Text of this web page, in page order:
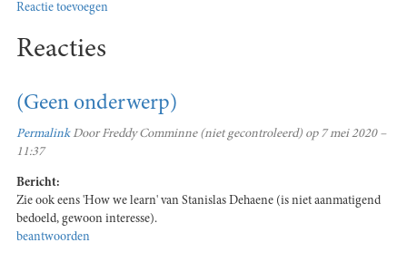
Reactie toevoegen
Reacties
(Geen onderwerp)
PermalinkDoorFreddy Comminne (niet gecontroleerd) op 7 mei 2020 –
11:37
Bericht:
Zie ook eens 'How we learn' van Stanislas Dehaene (is niet aanmatigend
bedoeld, gewoon interesse).
beantwoorden